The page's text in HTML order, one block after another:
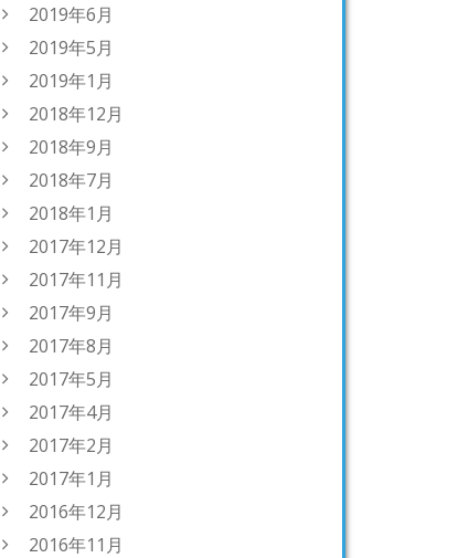
2019年6月
2019年5月
2019年1月
2018年12月
2018年9月
2018年7月
2018年1月
2017年12月
2017年11月
2017年9月
2017年8月
2017年5月
2017年4月
2017年2月
2017年1月
2016年12月
2016年11月